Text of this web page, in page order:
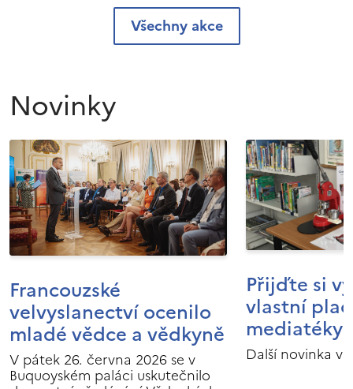
Všechny akce
Novinky
Francouzské
velvyslanectví ocenilo
mladé vědce a vědkyně
V pátek 26. června 2026 se v
Buquoyském paláci uskutečnilo
Přijďte si
vlastní
mediatéky
Další novinka v